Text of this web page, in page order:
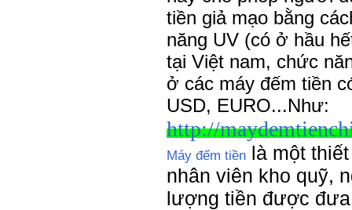
tiền giả mạo bằng
năng UV (có ở hầu
tại Việt nam, chức
ở các máy đếm tiền
USD, EURO...Như:
http://
Máy đếm tiền là một
nhân viên kho quỹ,
lượng tiền được